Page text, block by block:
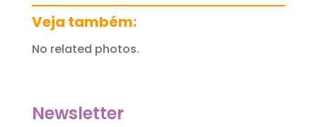
Veja também:
No related photos.
Newsletter